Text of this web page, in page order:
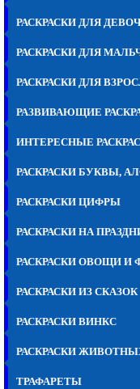
РАСКРАСКИ ДЛЯ
РАСКРАСКИ ДЛЯ
РАСКРАСКИ ДЛЯ
РАЗВИВАЮЩИЕ
ИНТЕРЕСНЫЕ
РАСКРАСКИ БУКВЫ,
РАСКРАСКИ ЦИФРЫ
РАСКРАСКИ НА
РАСКРАСКИ ОВОЩИ И
РАСКРАСКИ ИЗ СКАЗОК
РАСКРАСКИ ВИНКС
РАСКРАСКИ
ТРАФАРЕТЫ